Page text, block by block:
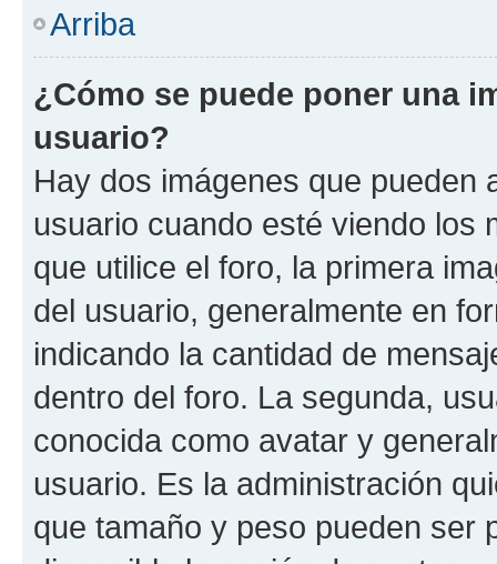
Arriba
¿Cómo se puede poner una
usuario?
Hay dos imágenes que pueden
usuario cuando esté viendo los
que utilice el foro, la primera
del usuario, generalmente en
indicando la cantidad de
dentro del foro. La segunda,
conocida como avatar y
usuario. Es la administración
que tamaño y peso pueden ser